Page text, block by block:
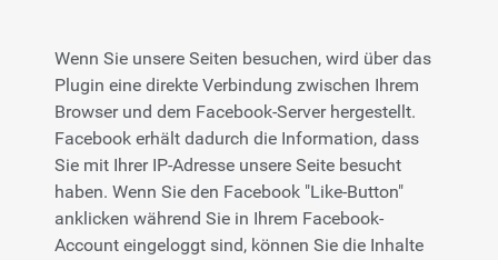
Wenn Sie unsere Seiten besuchen, wird über das
Plugin eine direkte Verbindung zwischen Ihrem
Browser und dem Facebook-Server hergestellt.
Facebook erhält dadurch die Information, dass
Sie mit Ihrer IP-Adresse unsere Seite besucht
haben. Wenn Sie den Facebook "Like-Button"
anklicken während Sie in Ihrem Facebook-
Account eingeloggt sind, können Sie die Inhalte